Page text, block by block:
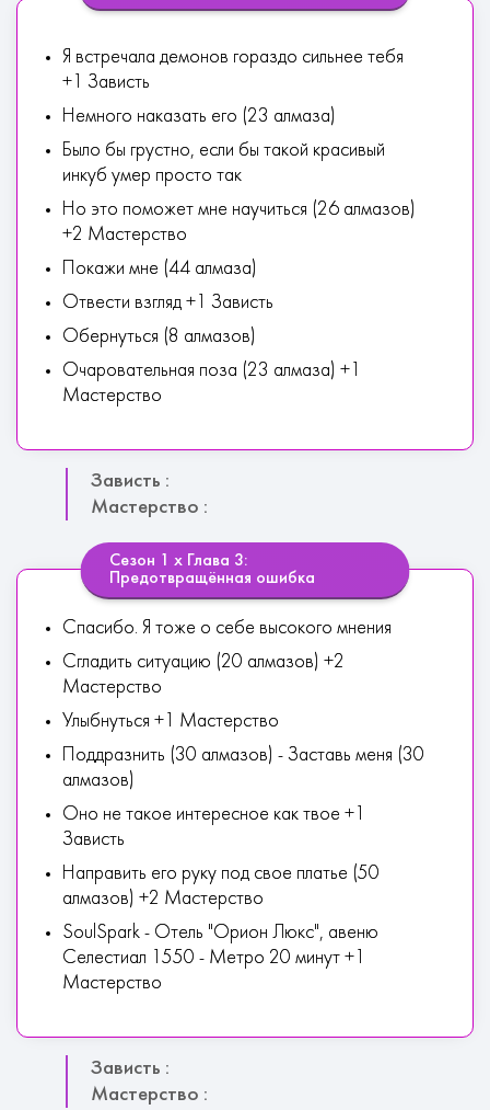
Я встречала демонов гораздо сильнее тебя
+1 Зависть
Немного наказать его (23 алмаза)
Было бы грустно, если бы такой красивый
инкуб умер просто так
Но это поможет мне научиться (26 алмазов)
+2 Мастерство
Покажи мне (44 алмаза)
Отвести взгляд +1 Зависть
Обернуться (8 алмазов)
Очаровательная поза (23 алмаза) +1
Мастерство
Зависть :
Мастерство :
Сезон 1 х Глава 3:
Предотвращённая ошибка
Спасибо. Я тоже о себе высокого мнения
Сгладить ситуацию (20 алмазов) +2
Мастерство
Улыбнуться +1 Мастерство
Поддразнить (30 алмазов) - Заставь меня (30
алмазов)
Оно не такое интересное как твое +1
Зависть
Направить его руку под свое платье (50
алмазов) +2 Мастерство
SoulSpark - Отель "Орион Люкс", авеню
Селестиал 1550 - Метро 20 минут +1
Мастерство
Зависть :
Мастерство :